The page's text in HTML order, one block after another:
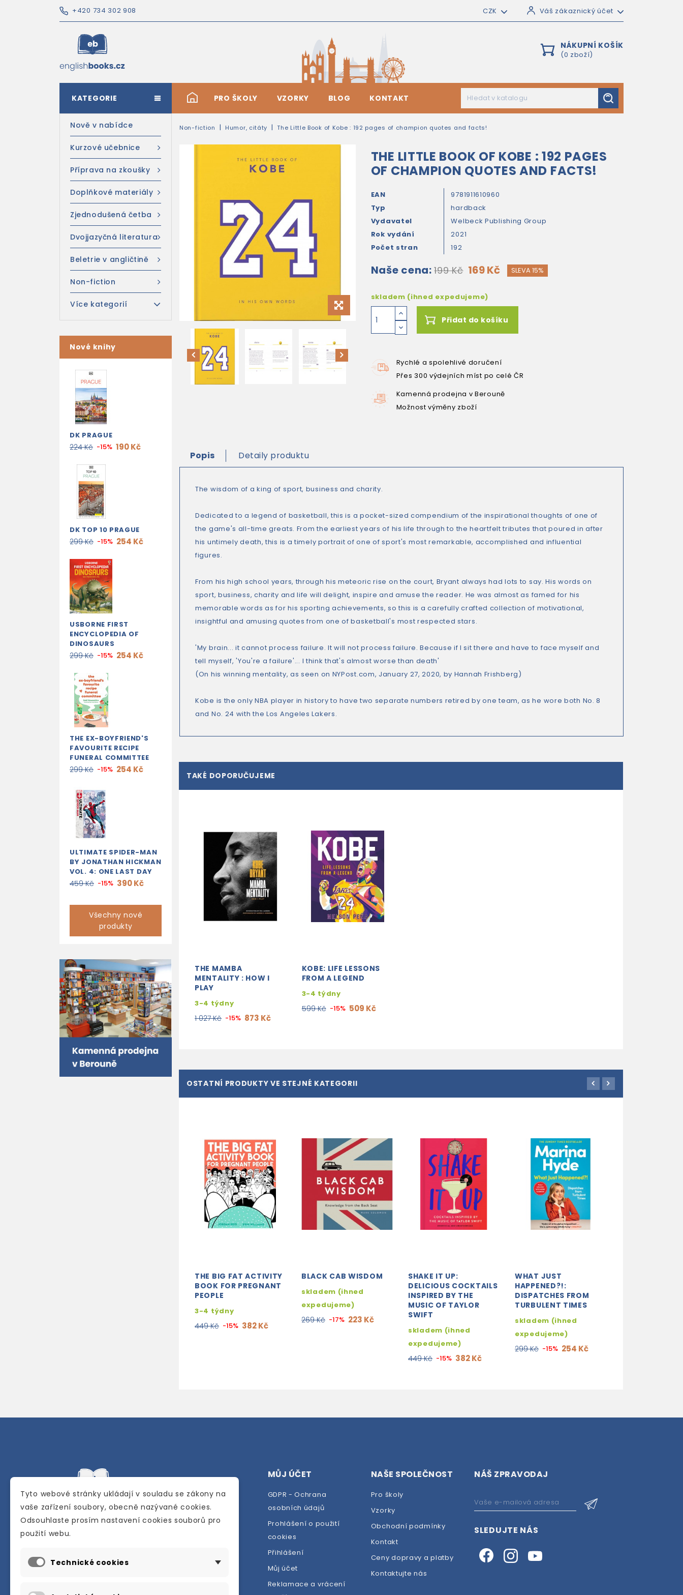
+420 734 302 908 CZK Váš zákaznický účet
NÁKUPNÍ KOŠÍK
(0 zboží)
# PRO ŠKOLY VZORKY BLOG KONTAKT
KATEGORIE
Nově v nabídce
Kurzové učebnice
Příprava na zkoušky
Doplňkové materiály
Zjednodušená četba
Dvojjazyčná literatura
Beletrie v angličtině
Non-fiction
Více kategorií
Nové knihy
DK PRAGUE
224 Kč -15% 190 Kč
DK TOP 10 PRAGUE
299 Kč -15% 254 Kč
USBORNE FIRST
ENCYCLOPEDIA OF
DINOSAURS
299 Kč -15% 254 Kč
THE EX-BOYFRIEND'S
FAVOURITE RECIPE
FUNERAL COMMITTEE
299 Kč -15% 254 Kč
ULTIMATE SPIDER-MAN
BY JONATHAN HICKMAN
VOL. 4: ONE LAST DAY
459 Kč -15% 390 Kč
Všechny nové
produkty
Non-fiction Humor, citáty The Little Book of Kobe : 192 pages of champion quotes and facts!
THE LITTLE BOOK OF KOBE : 192 PAGES
OF CHAMPION QUOTES AND FACTS!
EAN
9781911610960
Typ
hardback
Vydavatel
Welbeck Publishing Group
Rok vydání
2021
Počet stran
192
Naše cena: 199 Kč 169 Kč SLEVA 15%
skladem (ihned expedujeme)
Přidat do košíku
Rychlé a spolehlivé doručení
Přes 300 výdejních míst po celé ČR
Kamenná prodejna v Berouně
Možnost výměny zboží
Popis Detaily produktu
The wisdom of a king of sport, business and charity.
Dedicated to a legend of basketball, this is a pocket-sized compendium of the inspirational thoughts of one of
the game's all-time greats. From the earliest years of his life through to the heartfelt tributes that poured in after
his untimely death, this is a timely portrait of one of sport's most remarkable, accomplished and influential
figures.
From his high school years, through his meteoric rise on the court, Bryant always had lots to say. His words on
sport, business, charity and life will delight, inspire and amuse the reader. He was almost as famed for his
memorable words as for his sporting achievements, so this is a carefully crafted collection of motivational,
insightful and amusing quotes from one of basketball's most respected stars.
'My brain... it cannot process failure. It will not process failure. Because if I sit there and have to face myself and
tell myself, 'You're a failure'... I think that's almost worse than death'
(On his winning mentality, as seen on NYPost.com, January 27, 2020, by Hannah Frishberg)
Kobe is the only NBA player in history to have two separate numbers retired by one team, as he wore both No. 8
and No. 24 with the Los Angeles Lakers.
TAKÉ DOPORUČUJEME
THE MAMBA
MENTALITY : HOW I
PLAY
3-4 týdny
1 027 Kč -15% 873 Kč
KOBE: LIFE LESSONS
FROM A LEGEND
3-4 týdny
599 Kč -15% 509 Kč
OSTATNÍ PRODUKTY VE STEJNÉ KATEGORII
THE BIG FAT ACTIVITY
BOOK FOR PREGNANT
PEOPLE
3-4 týdny
449 Kč -15% 382 Kč
BLACK CAB WISDOM
skladem (ihned
expedujeme)
269 Kč -17% 223 Kč
SHAKE IT UP:
DELICIOUS COCKTAILS
INSPIRED BY THE
MUSIC OF TAYLOR
SWIFT
skladem (ihned
expedujeme)
449 Kč -15% 382 Kč
WHAT JUST
HAPPENED?!:
DISPATCHES FROM
TURBULENT TIMES
skladem (ihned
expedujeme)
299 Kč -15% 254 Kč
Internetové a kamenné knihkupectví se
anglického jazyka.
MŮJ ÚČET
GDPR - Ochrana
osobních údajů
Prohlášení o použití
cookies
Přihlášení
Můj účet
Reklamace a vrácení
NAŠE SPOLEČNOST
Pro školy
Vzorky
Obchodní podmínky
Kontakt
Ceny dopravy a platby
Kontaktujte nás
NÁŠ ZPRAVODAJ
SLEDUJTE NÁS
Tyto webové stránky ukládají v souladu se zákony na
vaše zařízení soubory, obecně nazývané cookies.
Odsouhlaste prosím nastavení cookies souborů pro
použití webu.
Technické cookies